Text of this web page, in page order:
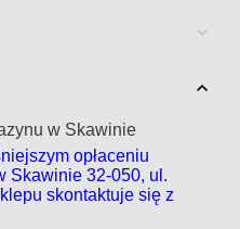
w Skawinie
opłaceniu
Skawinie 32-050, ul.
skontaktuje się z